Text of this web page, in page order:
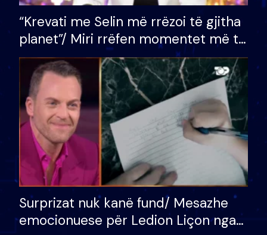
“Krevati me Selin më rrëzoi të gjitha
planet”/ Miri rrëfen momentet më të
bukura në shtëpinë e BB VIP: Do më
mungojë zilja e mëngjesit kur…
Surprizat nuk kanë fund/ Mesazhe
emocionuese për Ledion Liçon nga